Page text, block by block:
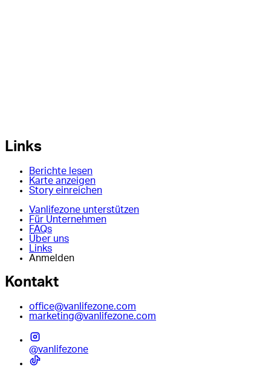
Links
Berichte lesen
Karte anzeigen
Story einreichen
Vanlifezone unterstützen
Für Unternehmen
FAQs
Über uns
Links
Anmelden
Kontakt
office@vanlifezone.com
marketing@vanlifezone.com
@vanlifezone